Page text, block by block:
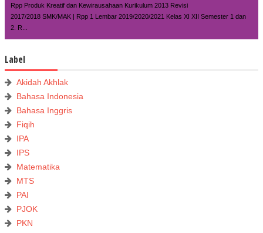
Rpp Produk Kreatif dan Kewirausahaan Kurikulum 2013 Revisi
2017/2018 SMK/MAK | Rpp 1 Lembar 2019/2020/2021 Kelas XI XII Semester 1 dan
2. R...
Label
Akidah Akhlak
Bahasa Indonesia
Bahasa Inggris
Fiqih
IPA
IPS
Matematika
MTS
PAI
PJOK
PKN